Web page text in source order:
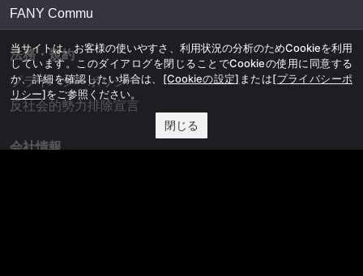
FANY Commu
法務・規約
プライバシーポリシー
反社会的勢力排除宣言
会社情報
当サイトは、お客様の使いやすさ、利用状況の分析のためCookieを利用
しています。このダイアログを閉じることでCookieの使用に同意する
か、詳細を確認したい場合は、 [Cookieの設定] または[プライバシーポ
リシー]をご参照ください。
閉じる